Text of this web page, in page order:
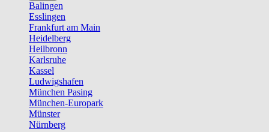
Balingen
Esslingen
Frankfurt am Main
Heidelberg
Heilbronn
Karlsruhe
Kassel
Ludwigshafen
München Pasing
München-Europark
Münster
Nürnberg